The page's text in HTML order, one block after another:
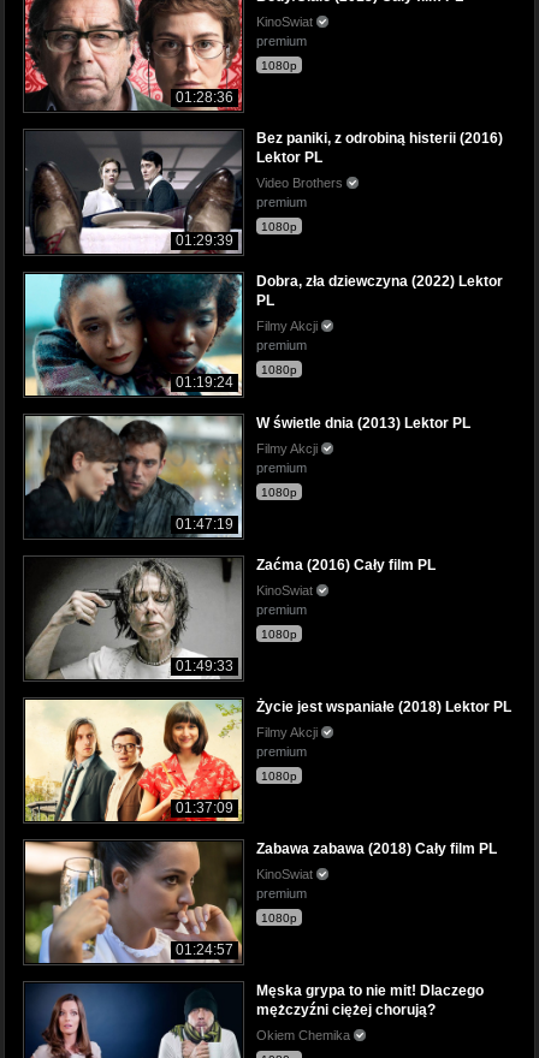
01:28:36
KinoSwiat
premium
1080p
01:29:39
Bez paniki, z odrobiną histerii (2016)
Lektor PL
Video Brothers
premium
1080p
01:19:24
Dobra, zła dziewczyna (2022) Lektor
PL
Filmy Akcji
premium
1080p
01:47:19
W świetle dnia (2013) Lektor PL
Filmy Akcji
premium
1080p
01:49:33
Zaćma (2016) Cały film PL
KinoSwiat
premium
1080p
01:37:09
Życie jest wspaniałe (2018) Lektor PL
Filmy Akcji
premium
1080p
01:24:57
Zabawa zabawa (2018) Cały film PL
KinoSwiat
premium
1080p
Męska grypa to nie mit! Dlaczego
mężczyźni ciężej chorują?
Okiem Chemika